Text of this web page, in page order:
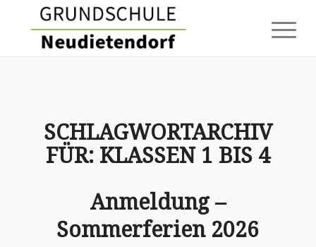
SCHLAGWORTARCHIV
FÜR: KLASSEN 1 BIS 4
Anmeldung –
Sommerferien 2026